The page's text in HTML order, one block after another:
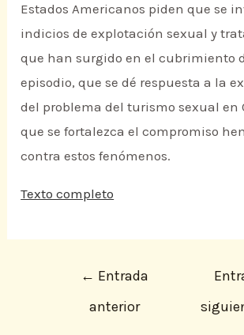
Estados Americanos piden que se
indicios de explotación sexual y
que han surgido en el cubrimiento
episodio, que se dé respuesta a la
del problema del turismo sexual en
que se fortalezca el compromiso
contra estos fenómenos.
Texto completo
← Entrada
anterior